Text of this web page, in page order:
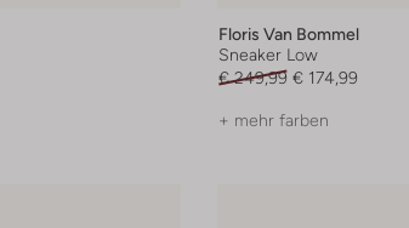
Floris Van Bommel
Sneaker Low
€ 249,99 € 174,99
+ mehr farben